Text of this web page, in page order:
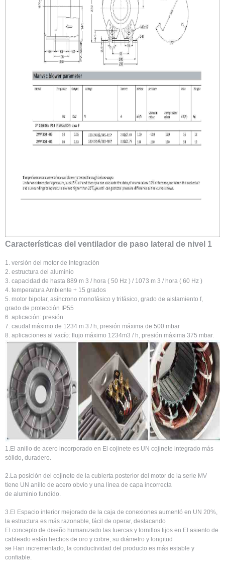
Características del ventilador de paso lateral de nivel 1
1. versión del motor de Integración
2. estructura del aluminio
3. capacidad de hasta 889 m 3 / hora ( 50 Hz ) / 1073 m 3 / hora ( 60 Hz )
4. temperatura Ambiente + 15 grados
5. motor bipolar, asíncrono monofásico y trifásico, grado de aislamiento f,
grado de protección IP55
6. aplicación: presión
7. caudal máximo de 1234 m 3 / h, presión máxima de 500 mbar
8. aplicaciones al vacío: flujo máximo 1234m3 / h, presión máxima 375 mbar.
1.El anillo de acero incorporado en El cojinete es UN cojinete integrado más
sólido, duradero.
2.La posición del cojinete de la cubierta posterior del motor de la serie MV
tiene UN anillo de acero obvio y una línea de capa incorrecta
de aluminio fundido.
3.El Espacio interior mejorado de la caja de conexiones aumentó en UN 20%,
la estructura es más razonable, fácil de operar, destacando
El concepto de diseño humanizado las tuercas y tornillos fijos en El asiento de
cableado están hechos de oro y cobre, su diámetro y longitud
se Han incrementado, la conductividad del producto es más estable y
confiable.